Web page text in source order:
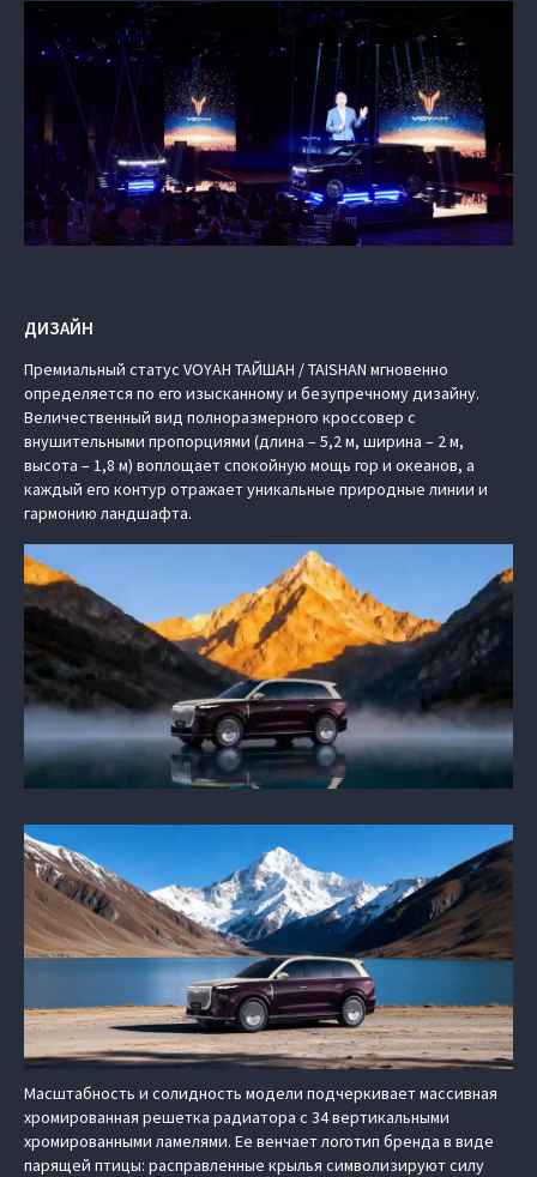
ДИЗАЙН
Премиальный статус VOYAH ТАЙШАН / TAISHAN мгновенно
определяется по его изысканному и безупречному дизайну.
Величественный вид полноразмерного кроссовер с
внушительными пропорциями (длина – 5,2 м, ширина – 2 м,
высота – 1,8 м) воплощает спокойную мощь гор и океанов, а
каждый его контур отражает уникальные природные линии и
гармонию ландшафта.
Масштабность и солидность модели подчеркивает массивная
хромированная решетка радиатора с 34 вертикальными
хромированными ламелями. Ее венчает логотип бренда в виде
парящей птицы: расправленные крылья символизируют силу